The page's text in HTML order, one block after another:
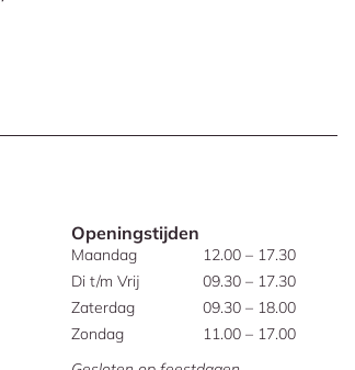
Openingstijden
Maandag
12.00 – 17.30
Di t/m Vrij
09.30 – 17.30
Zaterdag
09.30 – 18.00
Zondag
11.00 – 17.00